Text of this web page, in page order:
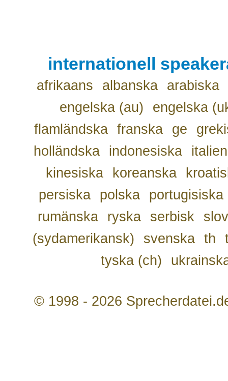
internationell
afrikaans albanska
arabiska
engelska (au)
engelska
flamländska franska ge
holländska
indonesiska
kinesiska
koreanska
persiska
polska
portugisiska
rumänska
ryska serbisk
(sydamerikansk)
svenska th
tyska (ch)
© 1998 - 2026